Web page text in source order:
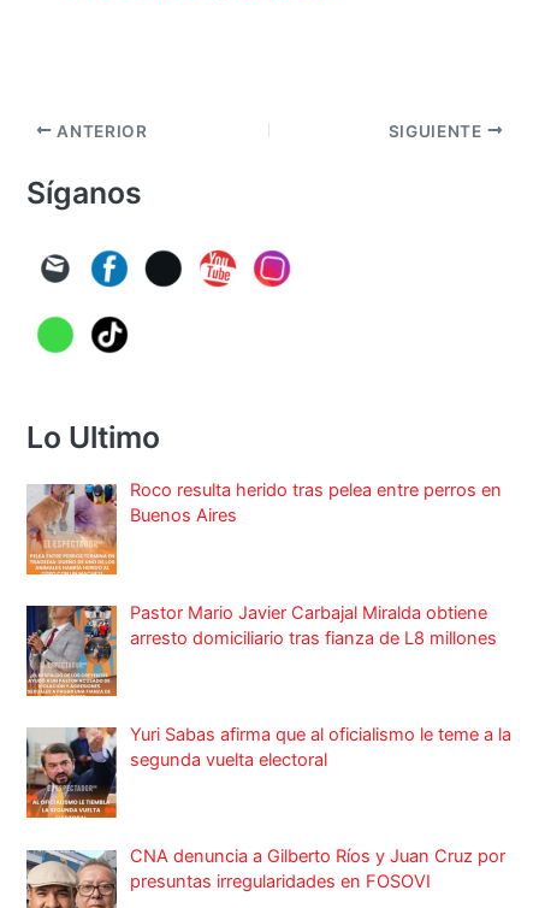
ANTERIOR SIGUIENTE
Síganos
Lo Ultimo
Roco resulta herido tras pelea entre perros en
Buenos Aires
Pastor Mario Javier Carbajal Miralda obtiene
arresto domiciliario tras fianza de L8 millones
Yuri Sabas afirma que al oficialismo le teme a la
segunda vuelta electoral
CNA denuncia a Gilberto Ríos y Juan Cruz por
presuntas irregularidades en FOSOVI